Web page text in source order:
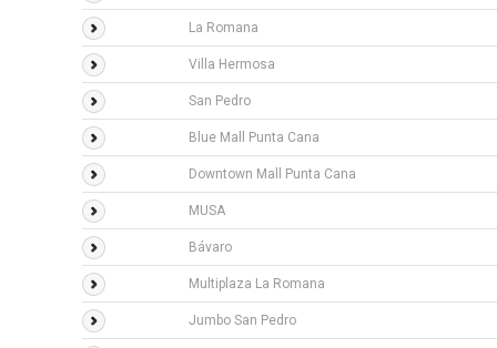
La Romana
Villa Hermosa
San Pedro
Blue Mall Punta Cana
Downtown Mall Punta Cana
MUSA
Bávaro
Multiplaza La Romana
Jumbo San Pedro